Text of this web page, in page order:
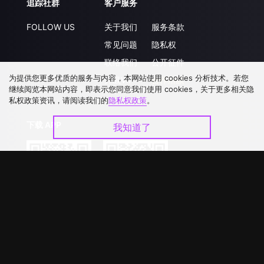
追踪社群
FOLLOW US
客户服务
关于我们
常见问题
联络我们
升级VIP
服务条款
隐私权
公开征件
合作洽談
为提供您更多优质的服务与内容，本网站使用 cookies 分析技术。若您
继续阅览本网站内容，即表示您同意我们使用 cookies，关于更多相关隐
私权政策资讯，请阅读我们的隐私权政策。
我知道了